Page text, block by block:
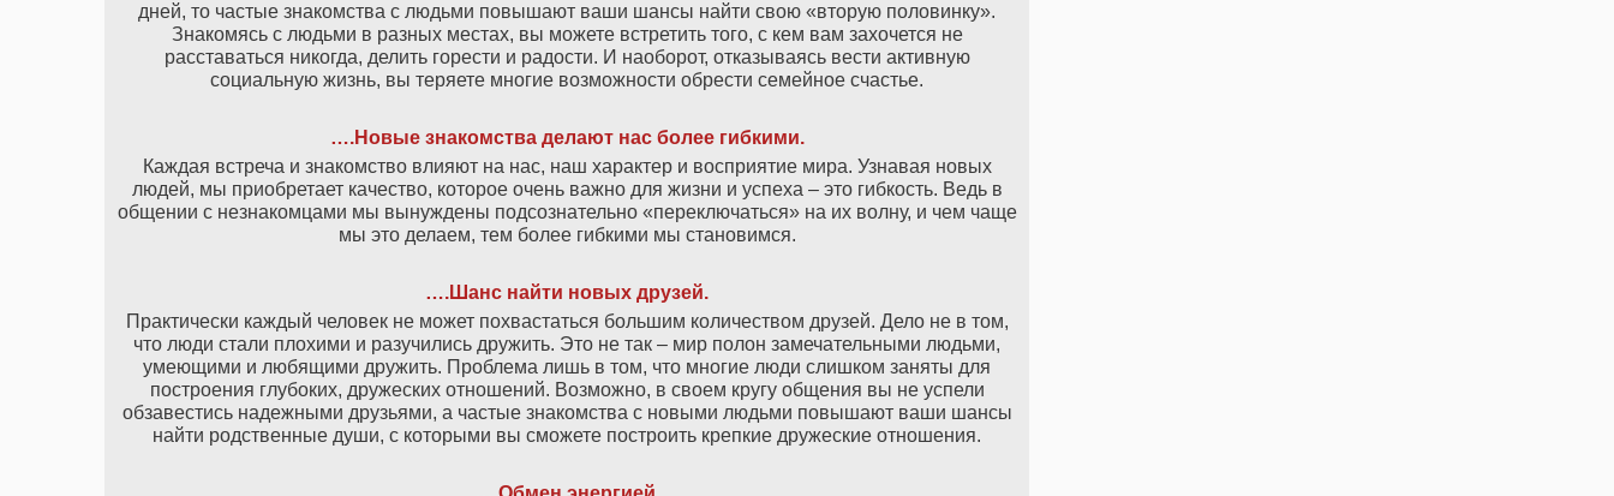
дней, то частые знакомства с людьми повышают ваши шансы найти свою «вторую половинку».
Знакомясь с людьми в разных местах, вы можете встретить того, с кем вам захочется не
расставаться никогда, делить горести и радости. И наоборот, отказываясь вести активную
социальную жизнь, вы теряете многие возможности обрести семейное счастье.
….Новые знакомства делают нас более гибкими.
Каждая встреча и знакомство влияют на нас, наш характер и восприятие мира. Узнавая новых
людей, мы приобретает качество, которое очень важно для жизни и успеха – это гибкость. Ведь в
общении с незнакомцами мы вынуждены подсознательно «переключаться» на их волну, и чем чаще
мы это делаем, тем более гибкими мы становимся.
….Шанс найти новых друзей.
Практически каждый человек не может похвастаться большим количеством друзей. Дело не в том,
что люди стали плохими и разучились дружить. Это не так – мир полон замечательными людьми,
умеющими и любящими дружить. Проблема лишь в том, что многие люди слишком заняты для
построения глубоких, дружеских отношений. Возможно, в своем кругу общения вы не успели
обзавестись надежными друзьями, а частые знакомства с новыми людьми повышают ваши шансы
найти родственные души, с которыми вы сможете построить крепкие дружеские отношения.